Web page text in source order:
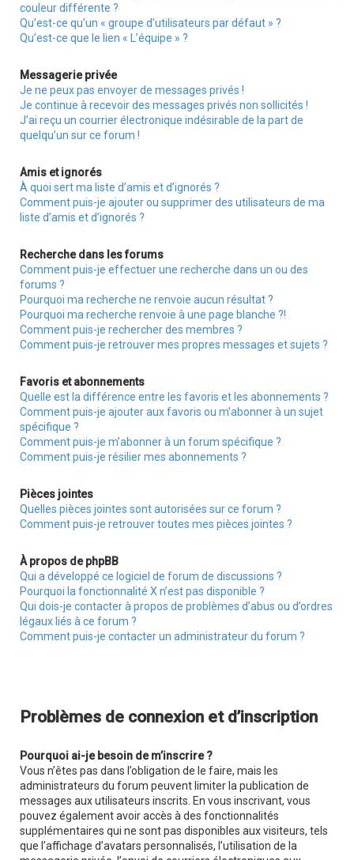
couleur différente ?
Qu’est-ce qu’un « groupe d’utilisateurs par défaut » ?
Qu’est-ce que le lien « L’équipe » ?
Messagerie privée
Je ne peux pas envoyer de messages privés !
Je continue à recevoir des messages privés non sollicités !
J’ai reçu un courrier électronique indésirable de la part de
quelqu’un sur ce forum !
Amis et ignorés
À quoi sert ma liste d’amis et d’ignorés ?
Comment puis-je ajouter ou supprimer des utilisateurs de ma
liste d’amis et d’ignorés ?
Recherche dans les forums
Comment puis-je effectuer une recherche dans un ou des
forums ?
Pourquoi ma recherche ne renvoie aucun résultat ?
Pourquoi ma recherche renvoie à une page blanche ?!
Comment puis-je rechercher des membres ?
Comment puis-je retrouver mes propres messages et sujets ?
Favoris et abonnements
Quelle est la différence entre les favoris et les abonnements ?
Comment puis-je ajouter aux favoris ou m’abonner à un sujet
spécifique ?
Comment puis-je m’abonner à un forum spécifique ?
Comment puis-je résilier mes abonnements ?
Pièces jointes
Quelles pièces jointes sont autorisées sur ce forum ?
Comment puis-je retrouver toutes mes pièces jointes ?
À propos de phpBB
Qui a développé ce logiciel de forum de discussions ?
Pourquoi la fonctionnalité X n’est pas disponible ?
Qui dois-je contacter à propos de problèmes d’abus ou d’ordres
légaux liés à ce forum ?
Comment puis-je contacter un administrateur du forum ?
Problèmes de connexion et d’inscription
Pourquoi ai-je besoin de m’inscrire ?
Vous n’êtes pas dans l’obligation de le faire, mais les
administrateurs du forum peuvent limiter la publication de
messages aux utilisateurs inscrits. En vous inscrivant, vous
pouvez également avoir accès à des fonctionnalités
supplémentaires qui ne sont pas disponibles aux visiteurs, tels
que l’affichage d’avatars personnalisés, l’utilisation de la